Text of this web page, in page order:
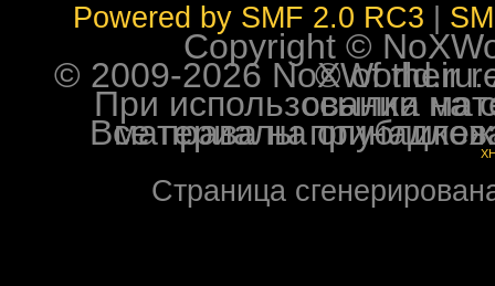
Powered by SMF 2.0 RC3
Copyright ©
© 2009-2026 NoXWorld.ru. All
При использовании
Все права на опубликованные на форуме
Страница